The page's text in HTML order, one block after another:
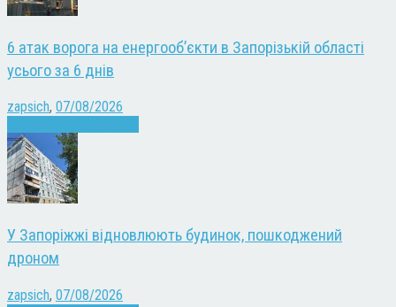
6 атак ворога на енергооб’єкти в Запорізькій області
усього за 6 днів
zapsich, 07/08/2026
У Запоріжжі відновлюють будинок, пошкоджений
дроном
zapsich, 07/08/2026